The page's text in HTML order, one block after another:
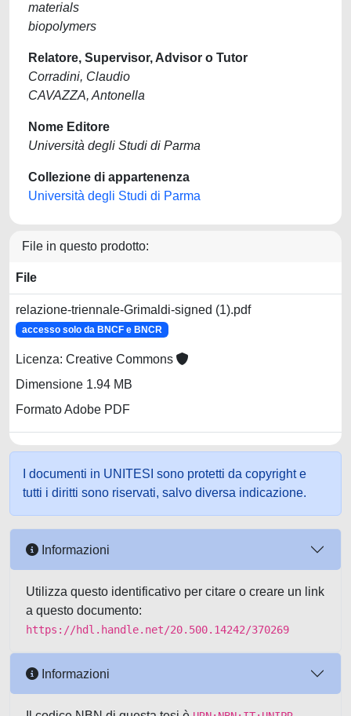
materials
biopolymers
Relatore, Supervisor, Advisor o Tutor
Corradini, Claudio
CAVAZZA, Antonella
Nome Editore
Università degli Studi di Parma
Collezione di appartenenza
Università degli Studi di Parma
File in questo prodotto:
File
relazione-triennale-Grimaldi-signed (1).pdf
accesso solo da BNCF e BNCR
Licenza: Creative Commons
Dimensione 1.94 MB
Formato Adobe PDF
I documenti in UNITESI sono protetti da copyright e
tutti i diritti sono riservati, salvo diversa indicazione.
Informazioni
Utilizza questo identificativo per citare o creare un link
a questo documento:
https://hdl.handle.net/20.500.14242/370269
Informazioni